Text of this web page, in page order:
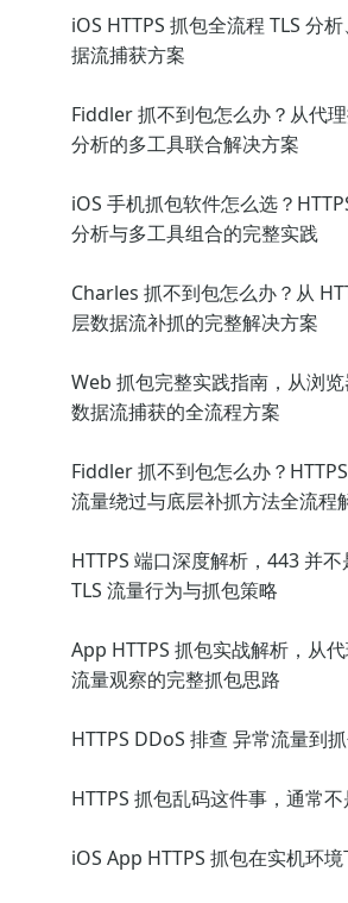
iOS HTTPS 抓包全流程 TLS 分
据流捕获方案
Fiddler 抓不到包怎么办？从代
分析的多工具联合解决方案
iOS 手机抓包软件怎么选？
分析与多工具组合的完整实践
Charles 抓不到包怎么办？从
层数据流补抓的完整解决方案
Web 抓包完整实践指南，从浏
数据流捕获的全流程方案
Fiddler 抓不到包怎么办？
流量绕过与底层补抓方法全流程
HTTPS 端口深度解析，443 并
TLS 流量行为与抓包策略
App HTTPS 抓包实战解析，从
流量观察的完整抓包思路
HTTPS DDoS 排查 异常流量到
HTTPS 抓包乱码这件事，通常
iOS App HTTPS 抓包在实机环